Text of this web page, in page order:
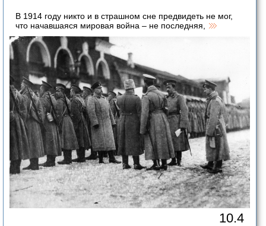
В 1914 году никто и в страшном сне предвидеть не мог,
что начавшаяся мировая война – не последняя,
10.4